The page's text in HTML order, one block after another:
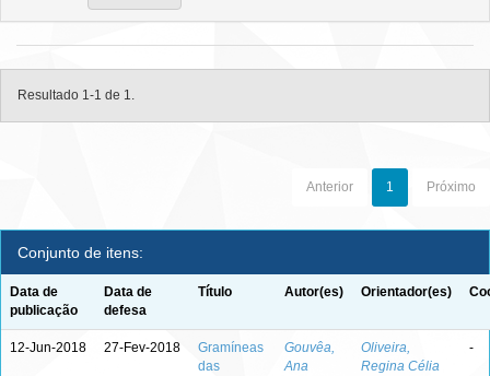
Resultado 1-1 de 1.
Anterior 1 Próximo
Conjunto de itens:
Data de
publicação
Data de
defesa
Título Autor(es) Orientador(es)
12-Jun-2018 27-Fev-2018
Gramíneas
das
Gouvêa,
Ana
Oliveira,
Regina Célia
-